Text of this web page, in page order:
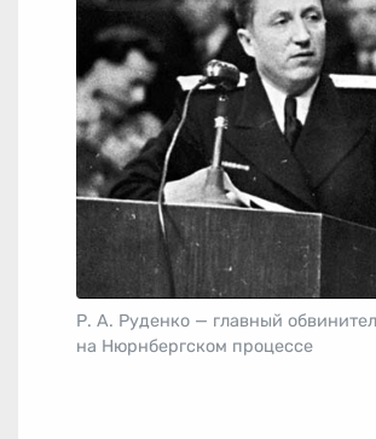
Р. А. Руденко — главный
на Нюрнбергском процессе